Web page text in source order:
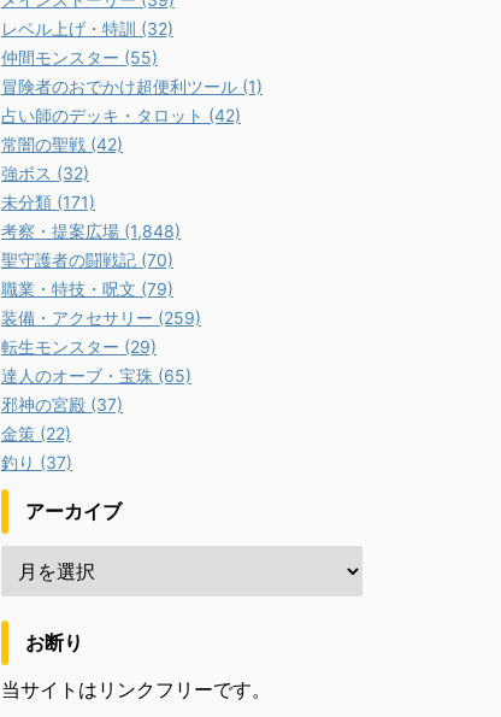
レベル上げ・特訓 (32)
仲間モンスター (55)
冒険者のおでかけ超便利ツール (1)
占い師のデッキ・タロット (42)
常闇の聖戦 (42)
強ボス (32)
未分類 (171)
考察・提案広場 (1,848)
聖守護者の闘戦記 (70)
職業・特技・呪文 (79)
装備・アクセサリー (259)
転生モンスター (29)
達人のオーブ・宝珠 (65)
邪神の宮殿 (37)
金策 (22)
釣り (37)
アーカイブ
お断り
当サイトはリンクフリーです。